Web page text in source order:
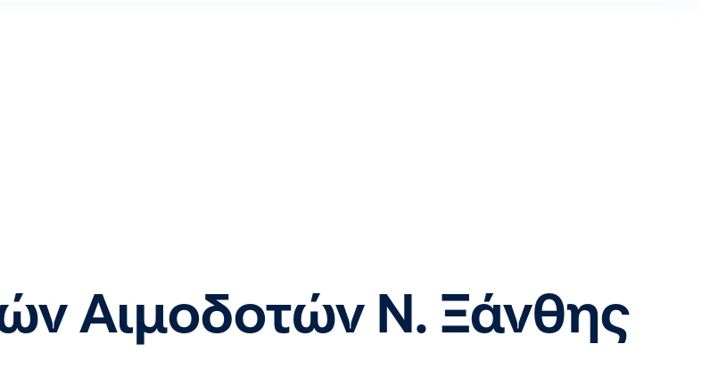
Αιμοδοτών Ν. Ξάνθης